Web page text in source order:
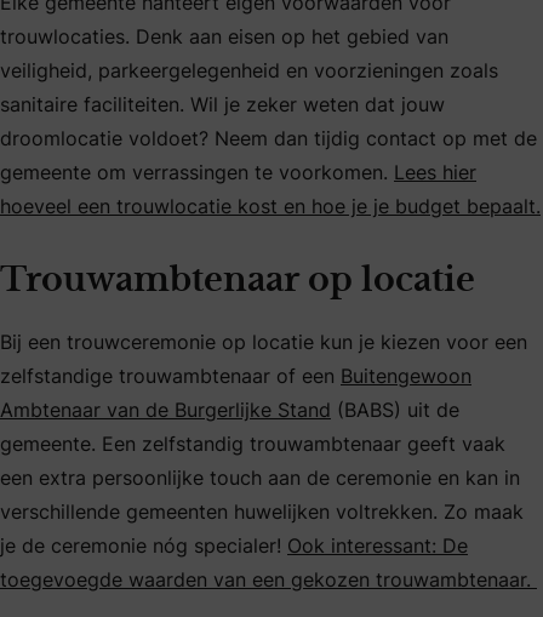
trouwlocaties. Denk aan eisen op het gebied van
veiligheid, parkeergelegenheid en voorzieningen zoals
sanitaire faciliteiten. Wil je zeker weten dat jouw
droomlocatie voldoet? Neem dan tijdig contact op met de
gemeente om verrassingen te voorkomen. Lees hier
hoeveel een trouwlocatie kost en hoe je je budget bepaalt.
Trouwambtenaar op locatie
Bij een trouwceremonie op locatie kun je kiezen voor een
zelfstandige trouwambtenaar of een Buitengewoon
Ambtenaar van de Burgerlijke Stand (BABS) uit de
gemeente. Een zelfstandig trouwambtenaar geeft vaak
een extra persoonlijke touch aan de ceremonie en kan in
verschillende gemeenten huwelijken voltrekken. Zo maak
je de ceremonie nóg specialer! Ook interessant: De
toegevoegde waarden van een gekozen trouwambtenaar.